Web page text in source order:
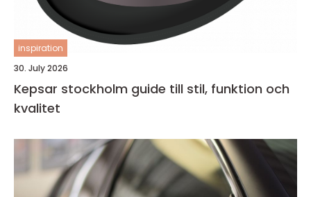
inspiration
30. July 2026
Kepsar stockholm guide till stil, funktion och
kvalitet